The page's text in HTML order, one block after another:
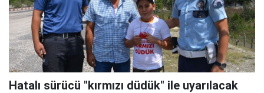
Hatalı sürücü "kırmızı düdük" ile uyarılacak